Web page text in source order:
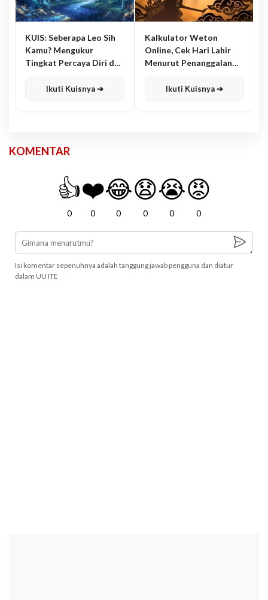
KUIS: Seberapa Leo Sih
Kamu? Mengukur
Tingkat Percaya Diri dan
Ikuti Kuisnya ➔
Kalkulator Weton
Online, Cek Hari Lahir
Menurut Penanggalan
Ikuti Kuisnya ➔
KOMENTAR
👍
0
❤️
0
😂
0
😧
0
😭
0
😡
0
Isi komentar sepenuhnya adalah tanggung jawab pengguna dan diatur
dalam UU ITE